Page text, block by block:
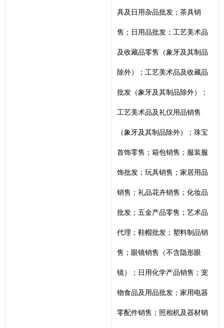
具及日用杂品批发；茶具销
售；日用品批发；工艺美术品
及收藏品零售（象牙及其制品
除外）；工艺美术品及收藏品
批发（象牙及其制品除外）；
工艺美术品及礼仪用品销售
（象牙及其制品除外）；珠宝
首饰零售；箱包销售；服装服
饰批发；玩具销售；家居用品
销售；礼品花卉销售；化妆品
批发；五金产品零售；艺术品
代理；鞋帽批发；塑料制品销
售；眼镜销售（不含隐形眼
镜）；日用化学产品销售；宠
物食品及用品批发；家用电器
零配件销售；照相机及器材销